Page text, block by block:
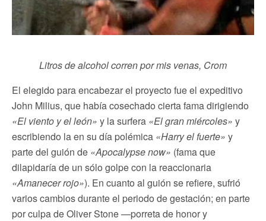
Litros de alcohol corren por mis venas, Crom
El elegido para encabezar el proyecto fue el expeditivo
John Milius, que había cosechado cierta fama dirigiendo
«El viento y el león» y la surfera «El gran miércoles» y
escribiendo la en su día polémica «Harry el fuerte» y
parte del guión de «Apocalypse now» (fama que
dilapidaría de un sólo golpe con la reaccionaria
«Amanecer rojo»). En cuanto al guión se refiere, sufrió
varios cambios durante el periodo de gestación; en parte
por culpa de Oliver Stone —porreta de honor y